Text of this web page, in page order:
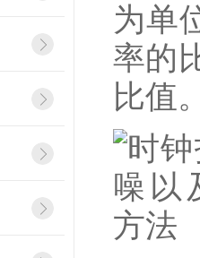
为单
率的
比值